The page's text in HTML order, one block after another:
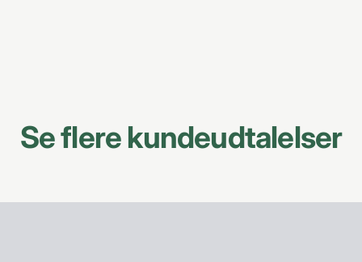
Se flere kundeudtalelser